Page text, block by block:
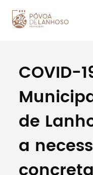
Procurar
Tipo de
COVID-
de
a